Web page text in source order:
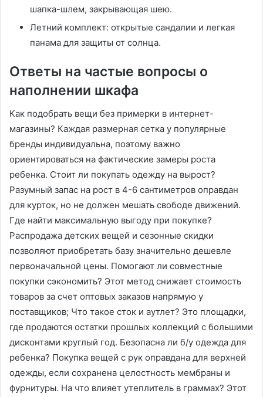
шапка-шлем, закрывающая шею.
Летний комплект: открытые сандалии и легкая
панама для защиты от солнца.
Ответы на частые вопросы о
наполнении шкафа
Как подобрать вещи без примерки в интернет-
магазины? Каждая размерная сетка у популярные
бренды индивидуальна, поэтому важно
ориентироваться на фактические замеры роста
ребенка. Стоит ли покупать одежду на вырост?
Разумный запас на рост в 4-6 сантиметров оправдан
для курток, но не должен мешать свободе движений.
Где найти максимальную выгоду при покупке?
Распродажа детских вещей и сезонные скидки
позволяют приобретать базу значительно дешевле
первоначальной цены. Помогают ли совместные
покупки сэкономить? Этот метод снижает стоимость
товаров за счет оптовых заказов напрямую у
поставщиков; Что такое сток и аутлет? Это площадки,
где продаются остатки прошлых коллекций с большими
дисконтами круглый год. Безопасна ли б/у одежда для
ребенка? Покупка вещей с рук оправдана для верхней
одежды, если сохранена целостность мембраны и
фурнитуры. На что влияет утеплитель в граммах? Этот